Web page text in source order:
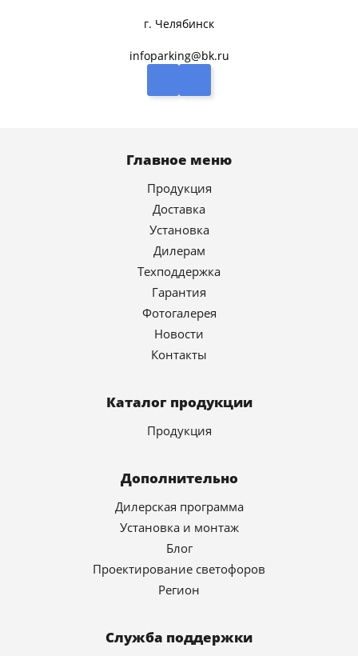
г. Челябинск
infoparking@bk.ru
Главное меню
Продукция
Доставка
Установка
Дилерам
Техподдержка
Гарантия
Фотогалерея
Новости
Контакты
Каталог продукции
Продукция
Дополнительно
Дилерская программа
Установка и монтаж
Блог
Проектирование светофоров
Регион
Служба поддержки